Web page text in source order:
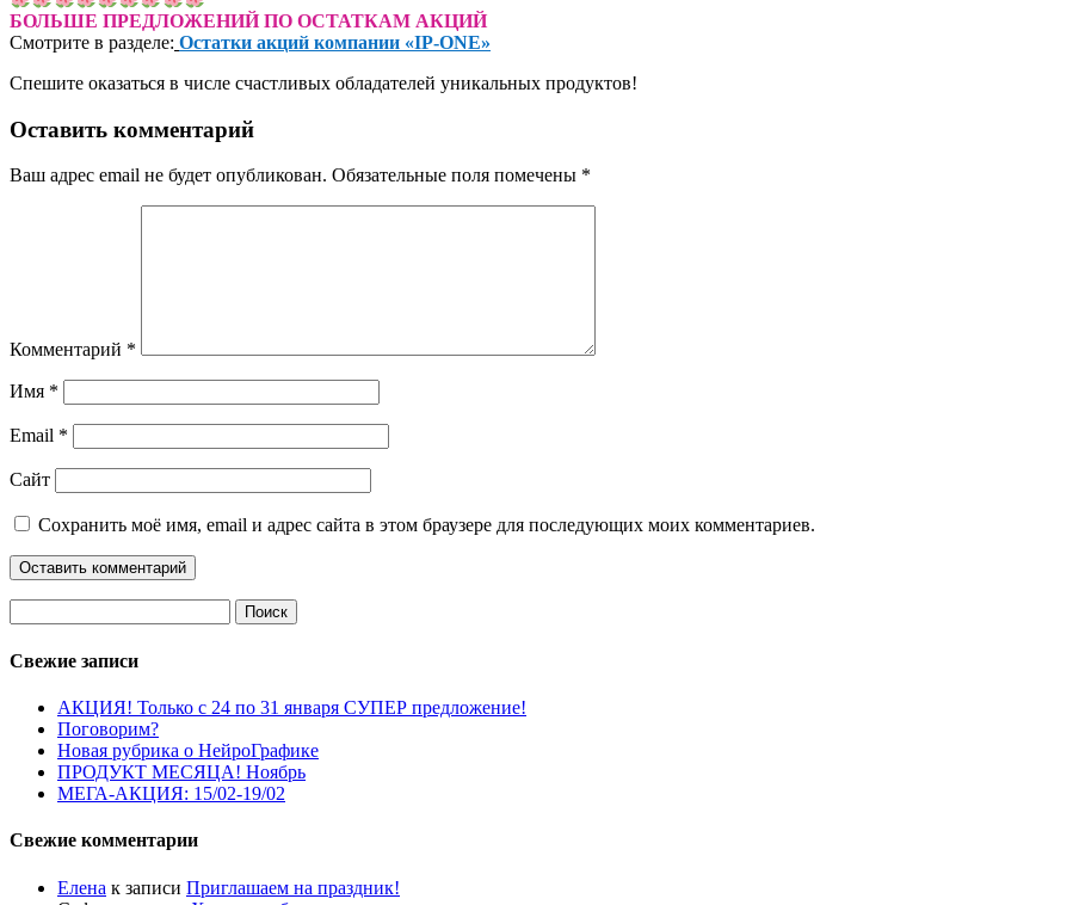
БОЛЬШЕ ПРЕДЛОЖЕНИЙ ПО ОСТАТКАМ АКЦИЙ
Смотрите в разделе: Остатки акций компании «IP-ONE»
Спешите оказаться в числе счастливых обладателей уникальных продуктов!
Оставить комментарий
Ваш адрес email не будет опубликован. Обязательные поля помечены *
Комментарий *
Имя *
Email *
Сайт
Сохранить моё имя, email и адрес сайта в этом браузере для последующих моих комментариев.
Свежие записи
АКЦИЯ! Только с 24 по 31 января СУПЕР предложение!
Поговорим?
Новая рубрика о НейроГрафике
ПРОДУКТ МЕСЯЦА! Ноябрь
МЕГА-АКЦИЯ: 15/02-19/02
Свежие комментарии
Елена к записи Приглашаем на праздник!